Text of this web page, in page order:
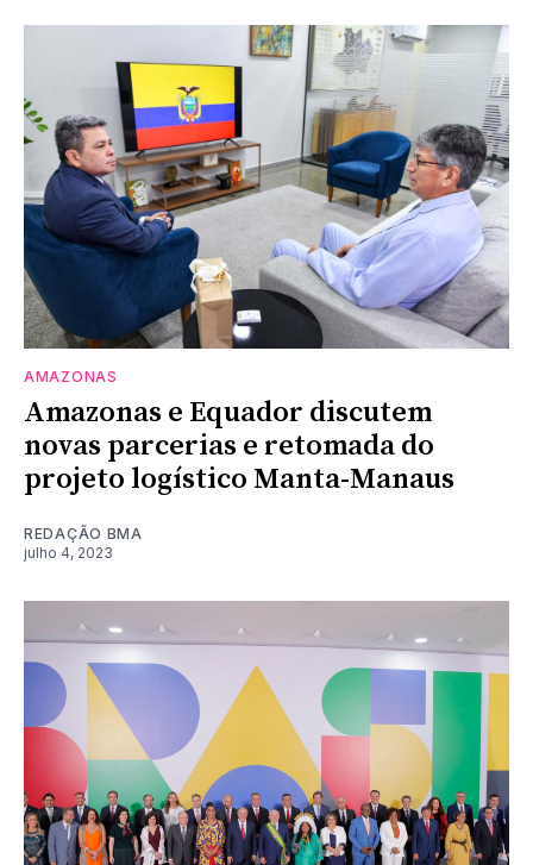
AMAZONAS
Amazonas e Equador discutem
novas parcerias e retomada do
projeto logístico Manta-Manaus
REDAÇÃO BMA
julho 4, 2023